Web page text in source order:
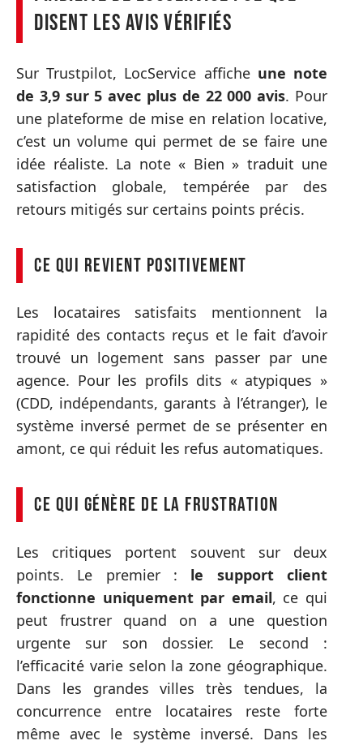
disent les avis vérifiés
Sur Trustpilot, LocService affiche une note
de 3,9 sur 5 avec plus de 22 000 avis. Pour
une plateforme de mise en relation locative,
c’est un volume qui permet de se faire une
idée réaliste. La note « Bien » traduit une
satisfaction globale, tempérée par des
retours mitigés sur certains points précis.
Ce qui revient positivement
Les locataires satisfaits mentionnent la
rapidité des contacts reçus et le fait d’avoir
trouvé un logement sans passer par une
agence. Pour les profils dits « atypiques »
(CDD, indépendants, garants à l’étranger), le
système inversé permet de se présenter en
amont, ce qui réduit les refus automatiques.
Ce qui génère de la frustration
Les critiques portent souvent sur deux
points. Le premier : le support client
fonctionne uniquement par email, ce qui
peut frustrer quand on a une question
urgente sur son dossier. Le second :
l’efficacité varie selon la zone géographique.
Dans les grandes villes très tendues, la
concurrence entre locataires reste forte
même avec le système inversé. Dans les